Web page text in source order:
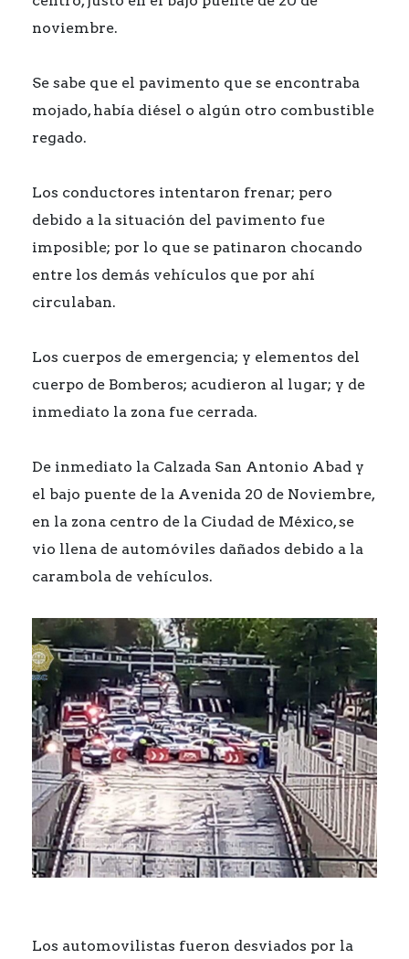
noviembre.
Se sabe que el pavimento que se encontraba
mojado, había diésel o algún otro combustible
regado.
Los conductores intentaron frenar; pero
debido a la situación del pavimento fue
imposible; por lo que se patinaron chocando
entre los demás vehículos que por ahí
circulaban.
Los cuerpos de emergencia; y elementos del
cuerpo de Bomberos; acudieron al lugar; y de
inmediato la zona fue cerrada.
De inmediato la Calzada San Antonio Abad y
el bajo puente de la Avenida 20 de Noviembre,
en la zona centro de la Ciudad de México, se
vio llena de automóviles dañados debido a la
carambola de vehículos.
Los automovilistas fueron desviados por la